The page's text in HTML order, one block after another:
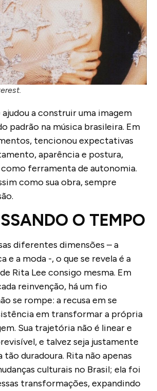
ajudou a construir uma imagem
padrão na música brasileira. Em
tencionou expectativas
aparência e postura,
como ferramenta de autonomia.
como sua obra, sempre
O TEMPO
diferentes dimensões – a
e a moda -, o que se revela é a
Rita Lee consigo mesma. Em
reinvenção, há um fio
se rompe: a recusa em se
em transformar a própria
Sua trajetória não é linear e
e talvez seja justamente
tão duradoura. Rita não apenas
culturais no Brasil; ela foi
transformações, expandindo